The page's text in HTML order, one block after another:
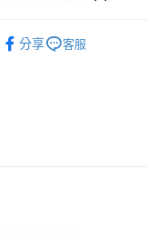
分享
客服